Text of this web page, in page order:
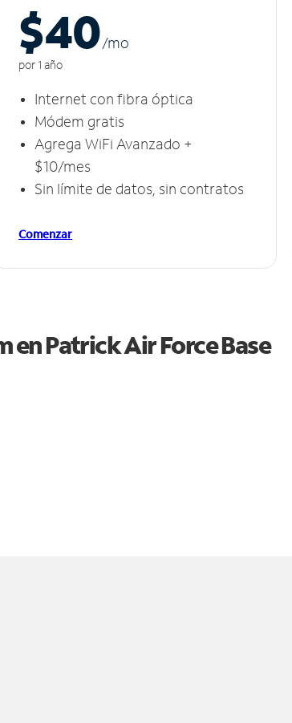
$40/mo
por 1 año
Internet con fibra óptica
Módem gratis
Agrega WiFi Avanzado +
$10/mes
Sin límite de datos, sin contratos
Comenzar
enPatrick Air Force Base